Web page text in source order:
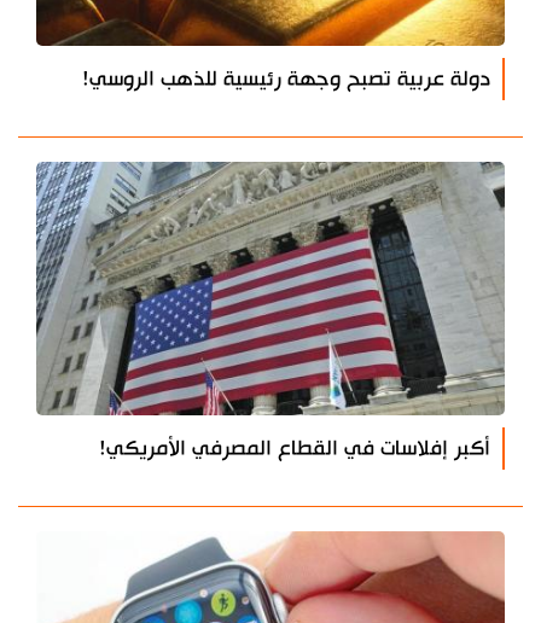
دولة عربية تصبح وجهة رئيسية للذهب الروسي!
أكبر إفلاسات في القطاع المصرفي الأمريكي!